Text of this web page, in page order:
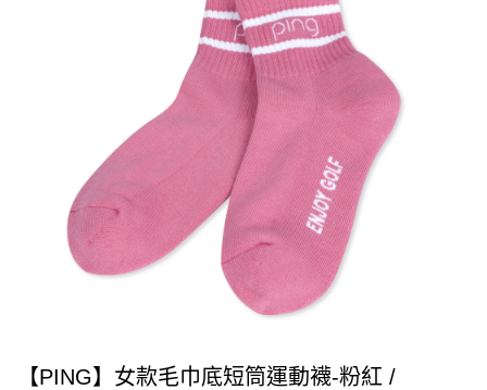
【PING】女款毛巾底短筒運動襪-粉紅 /